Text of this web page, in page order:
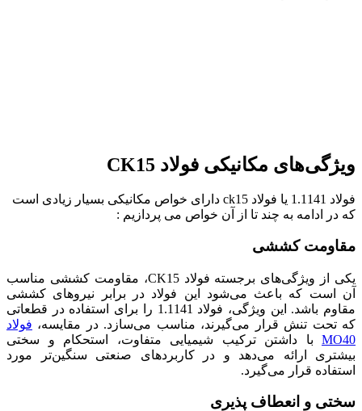
ویژگی‌های مکانیکی فولاد CK15
فولاد 1.1141 یا فولاد ck15 دارای خواص مکانیکی بسیار زیادی است
که در ادامه به چند تا از آن خواص می پردازیم :
مقاومت کششی
یکی از ویژگی‌های برجسته فولاد CK15، مقاومت کششی مناسب
آن است که باعث می‌شود این فولاد در برابر نیروهای کششی
مقاوم باشد. این ویژگی، فولاد 1.1141 را برای استفاده در قطعاتی
که تحت تنش قرار می‌گیرند، مناسب می‌سازد. در مقایسه، فولاد
MO40 با داشتن ترکیب شیمیایی متفاوت، استحکام و سختی
بیشتری ارائه می‌دهد و در کاربردهای صنعتی سنگین‌تر مورد
استفاده قرار می‌گیرد.
سختی و انعطاف‌ پذیری